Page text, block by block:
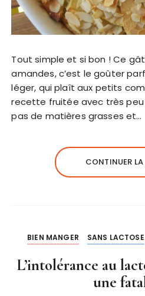
Tout simple et si bon ! Ce
amandes, c’est le goûter
léger, qui plaît aux petits
recette fruitée avec très
pas de matières grasses et…
CONTINUER LA
BIEN MANGER SANS LACTOSE
L’intolérance au
une